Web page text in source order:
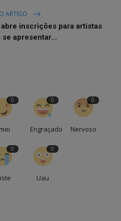
ARTIGO
inscrições para artistas
apresentar...
0 0
Engraçado
0
Nervoso
0 0
Uau